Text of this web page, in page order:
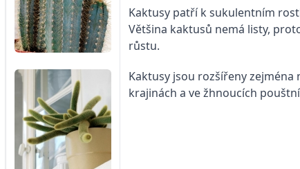
Kaktusy patří k sukulentním
Většina kaktusů nemá listy,
růstu.
Kaktusy jsou rozšířeny
krajinách a ve žhnoucích